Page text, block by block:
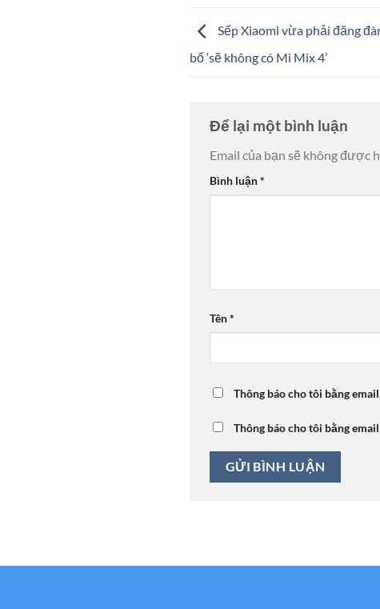
Sếp Xiaomi vừa phải đăng
bố ‘sẽ không có Mi Mix 4’
Để lại một bình luận
Email của bạn sẽ không được
Bình luận*
Tên*
Thông báo cho tôi bằng
Thông báo cho tôi bằng